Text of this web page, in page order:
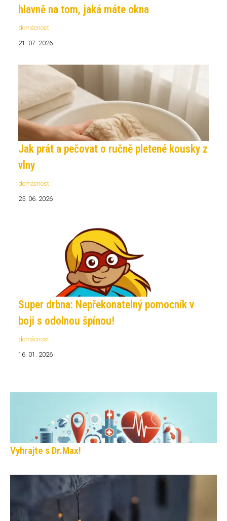
hlavně na tom, jaká máte okna
domácnost
21. 07. 2026
Jak prát a pečovat o ručně pletené kousky z
vlny
domácnost
25. 06. 2026
Super drbna: Nepřekonatelný pomocník v
boji s odolnou špínou!
domácnost
16. 01. 2026
Vyhrajte s Dr.Max!